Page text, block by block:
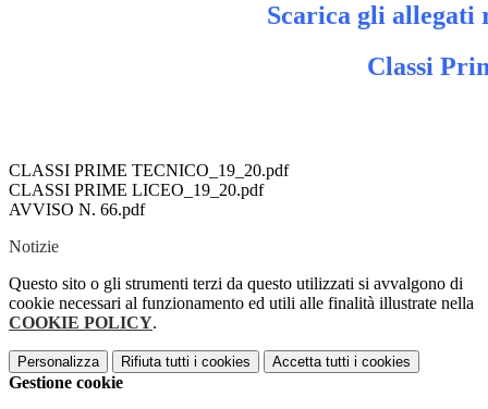
Scarica gli allegati
Classi
CLASSI PRIME TECNICO_19_20.pdf
CLASSI PRIME LICEO_19_20.pdf
AVVISO N. 66.pdf
Notizie
Questo sito o gli strumenti terzi da questo utilizzati si avvalgono di
cookie necessari al funzionamento ed utili alle finalità illustrate nella
COOKIE POLICY.
Personalizza Rifiuta tutti i cookies Accetta tutti i cookies
Gestione cookie